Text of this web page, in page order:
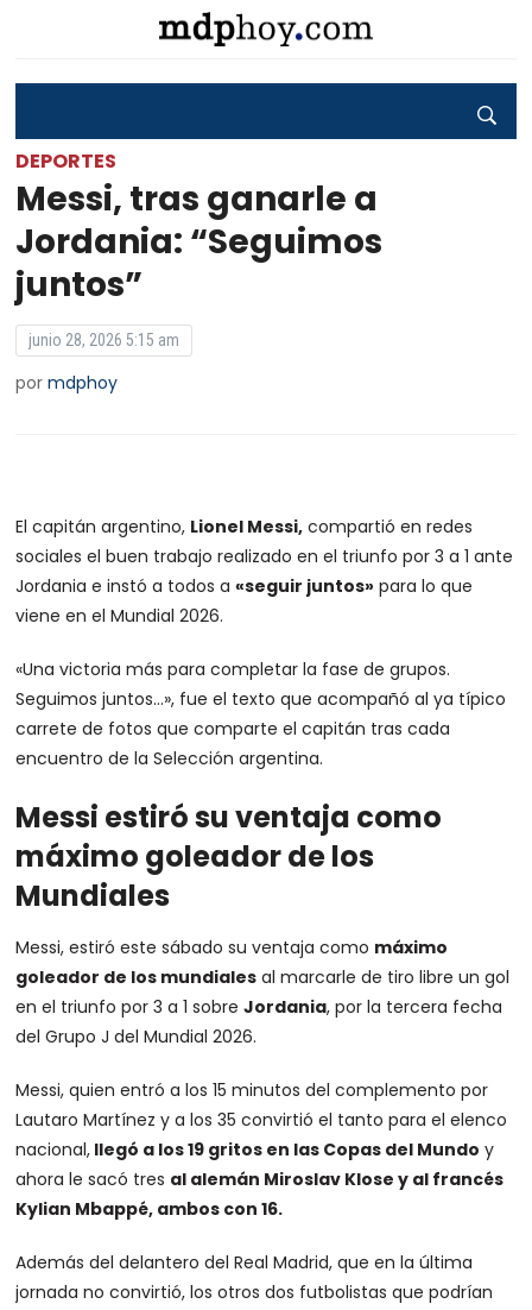
DEPORTES
Messi, tras ganarle a
Jordania: “Seguimos
juntos”
junio 28, 2026 5:15 am
pormdphoy
El capitán argentino, Lionel Messi, compartió en redes
sociales el buen trabajo realizado en el triunfo por 3 a 1 ante
Jordania e instó a todos a«seguir juntos» para lo que
viene en el Mundial 2026.
«Una victoria más para completar la fase de grupos.
Seguimos juntos…», fue el texto que acompañó al ya típico
carrete de fotos que comparte el capitán tras cada
encuentro de la Selección argentina.
Messi estiró su ventaja como
máximo goleador de los
Mundiales
Messi, estiró este sábado su ventaja como máximo
goleador de los mundiales al marcarle de tiro libre un gol
en el triunfo por 3 a 1 sobreJordania, por la tercera fecha
del Grupo J del Mundial 2026.
Messi, quien entró a los 15 minutos del complemento por
Lautaro Martínez y a los 35 convirtió el tanto para el elenco
nacional, llegó a los 19 gritos en las Copas del Mundo y
ahora le sacó tres al alemán Miroslav Klose y al francés
Kylian Mbappé, ambos con 16.
Además del delantero del Real Madrid, que en la última
jornada no convirtió, los otros dos futbolistas que podrían